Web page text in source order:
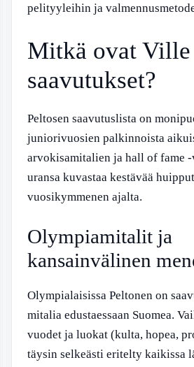
pelityyleihin ja
Mitkä ovat Ville
saavutukset?
Peltosen saavutuslista on
juniorivuosien palkinnoista
arvokisamitalien ja hall of fame
uransa kuvastaa kestävää
vuosikymmenen ajalta.
Olympiamitalit ja
kansainvälinen
Olympialaisissa Peltonen on
mitalia edustaessaan Suomea.
vuodet ja luokat (kulta, hopea,
täysin selkeästi eritelty kaikissa